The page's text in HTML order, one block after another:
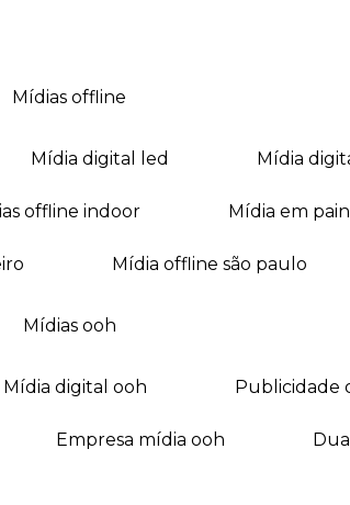
mídias offline
mídia digital led mídia
offline indoor mídia em
mídia offline são paulo
mídias ooh
mídia digital ooh publicidade
empresa mídia ooh